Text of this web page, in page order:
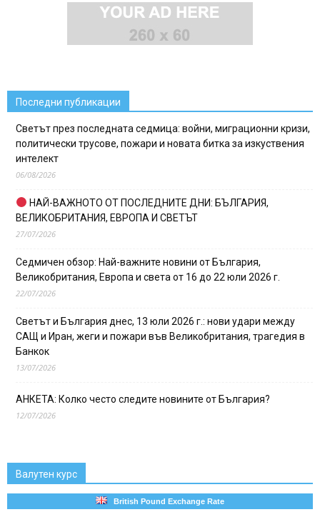
Последни публикации
Светът през последната седмица: войни, миграционни кризи,
политически трусове, пожари и новата битка за изкуствения
интелект
06/08/2026
НАЙ-ВАЖНОТО ОТ ПОСЛЕДНИТЕ ДНИ: БЪЛГАРИЯ,
ВЕЛИКОБРИТАНИЯ, ЕВРОПА И СВЕТЪТ
27/07/2026
Седмичен обзор: Най-важните новини от България,
Великобритания, Европа и света от 16 до 22 юли 2026 г.
22/07/2026
Светът и България днес, 13 юли 2026 г.: нови удари между
САЩ и Иран, жеги и пожари във Великобритания, трагедия в
Банкок
13/07/2026
АНКЕТА: Колко често следите новините от България?
12/07/2026
Валутен курс
British Pound Exchange Rate